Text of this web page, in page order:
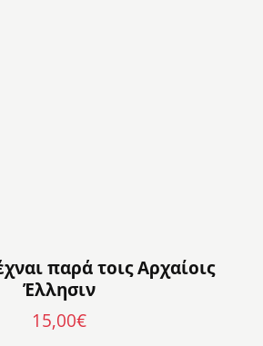
παρά τοις Αρχαίοις
Έλλησιν
15,00€